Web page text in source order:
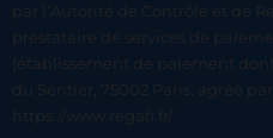
par l’Autorité de Contrôle et de
prestataire de services de
(établissement de paiement
du Sentier, 75002 Paris, agréé par
https://www.regafi.fr/